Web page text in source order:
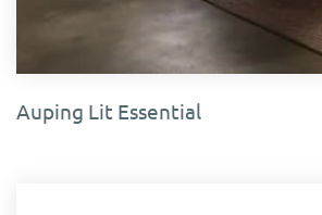
Auping Lit Essential